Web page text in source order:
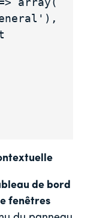
de bord
fenêtres